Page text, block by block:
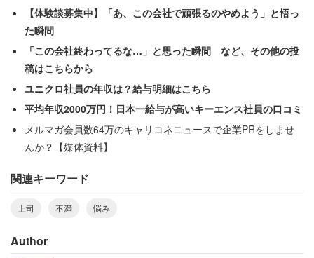
結局、女性は先輩の仕事をすべて引き受けた。先輩が3週
間かかってもできなかった仕事を、女性はわずか3日で仕
上げたという。
雑談で仕事は停滞、他者の協力で余裕が生ま
れ再び雑談へ…最悪のループ
先輩の困った行動はこれだけにとどまらない。ある時、先
輩が担当する仕事でクレームが発生し、その対応に追われ
れていたが、時間になっても終わらなかった。
【体験談募集中】「あ、この会社で頑張るのやめよう」と悟っ
た瞬間
「この会社終わってるな…」と思った瞬間 など、その他の投
稿はこちらから
ユニクロ社員の年収は？給与明細はこちら
平均年収2000万円！日本一給与が高いキーエンス社員の口コミ
メルマガ会員数64万のキャリコネニュースで企業PRをしませ
んか？【媒体資料】
関連キーワード
上司 不満 悩み
Author